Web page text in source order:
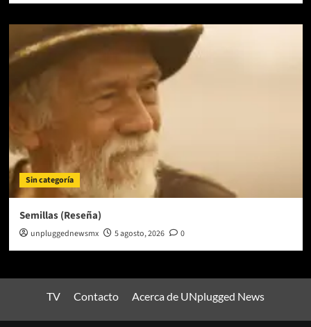
Sin categoría
Semillas (Reseña)
unpluggednewsmx 5 agosto, 2026 0
TV Contacto Acerca de UNplugged News